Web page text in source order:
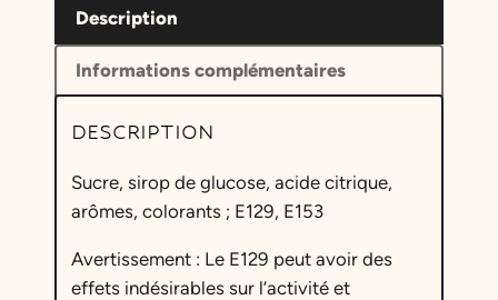
t
é
d
e
S
c
e
t
Description
Informations complémentaires
DESCRIPTION
Sucre, sirop de glucose, acide citrique,
arômes, colorants ; E129, E153
Avertissement : Le E129 peut avoir des
effets indésirables sur l’activité et